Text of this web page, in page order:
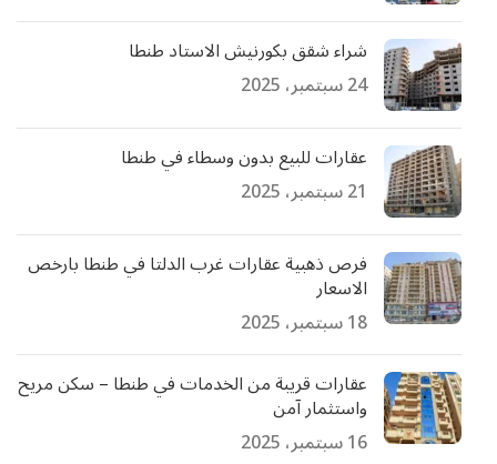
شراء شقق بكورنيش الاستاد طنطا
24 سبتمبر، 2025
عقارات للبيع بدون وسطاء في طنطا
21 سبتمبر، 2025
فرص ذهبية عقارات غرب الدلتا في طنطا بارخص
الاسعار
18 سبتمبر، 2025
عقارات قريبة من الخدمات في طنطا – سكن مريح
واستثمار آمن
16 سبتمبر، 2025